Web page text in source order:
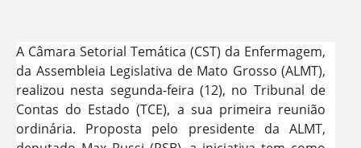
A Câmara Setorial Temática (CST) da Enfermagem,
da Assembleia Legislativa de Mato Grosso (ALMT),
realizou nesta segunda-feira (12), no Tribunal de
Contas do Estado (TCE), a sua primeira reunião
ordinária. Proposta pelo presidente da ALMT,